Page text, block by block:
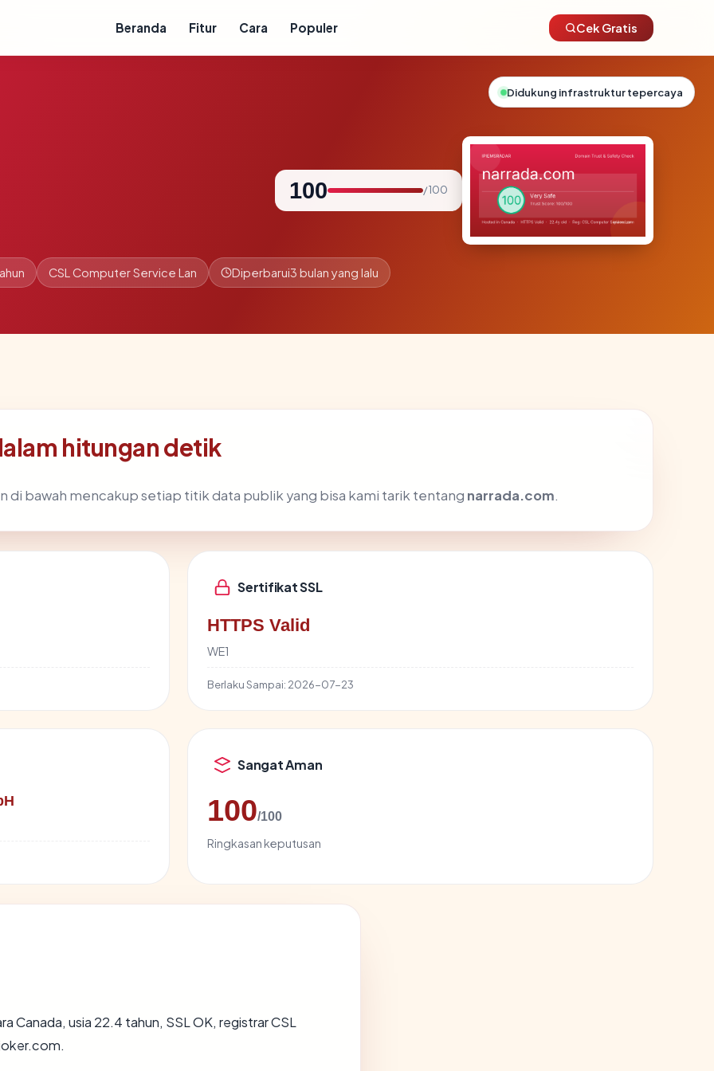
Beranda Fitur Cara Populer Cek Gratis
100 / 100
CSL Computer Service Lan Diperbarui3 bulan yang lalu
hitungan detik
bawah mencakup setiap titik data publik yang bisa kami tarik tentang narrada.com.
Sertifikat SSL
HTTPS Valid
WE1
Berlaku Sampai: 2026-07-23
Sangat Aman
100/100
Ringkasan keputusan
Canada, usia 22.4 tahun, SSL OK, registrar CSL
Didukung infrastruktur tepercaya